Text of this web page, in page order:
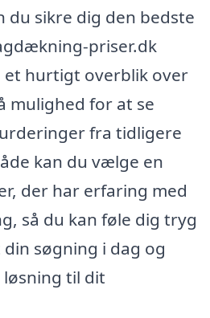
du sikre dig den bedste
priser.dk
et hurtigt overblik over
mulighed for at se
fra tidligere
kan du vælge en
der har erfaring med
så du kan føle dig tryg
søgning i dag og
til dit